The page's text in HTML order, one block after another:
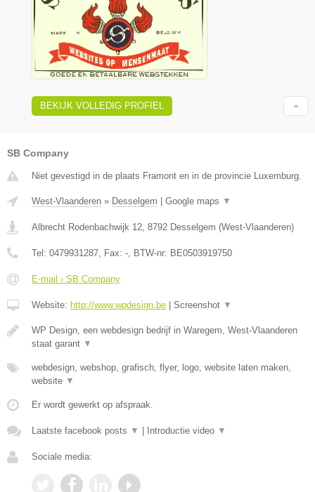
BEKIJK VOLLEDIG PROFIEL
SB Company
Niet gevestigd in de plaats Framont en in de provincie Luxemburg.
West-Vlaanderen » Desselgem Google maps ▼
Albrecht Rodenbachwijk 12 8792 Desselgem (West-Vlaanderen)
Tel: 0479931287 , Fax: - , BTW-nr: BE0503919750
E-mail › SB Company
Website: http://www.wpdesign.be Screenshot ▼
WP Design, een webdesign bedrijf in Waregem, West-Vlaanderen
staat garant ▼
webdesign, webshop, grafisch, flyer, logo, website laten maken,
website ▼
Er wordt gewerkt op afspraak.
Laatste facebook posts ▼ Introductie video ▼
Sociale media: